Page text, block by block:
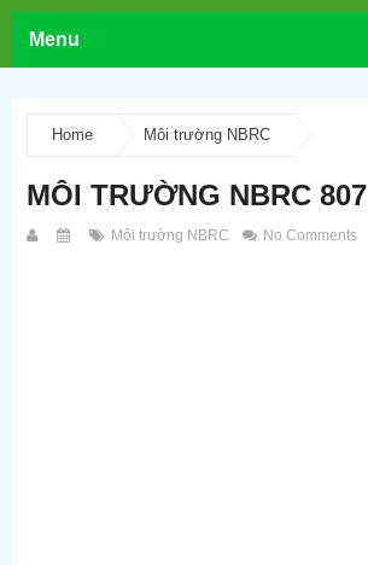
Menu
Home Môi trường NBRC
MÔI TRƯỜNG NBRC 807
Môi trường NBRC No Comments